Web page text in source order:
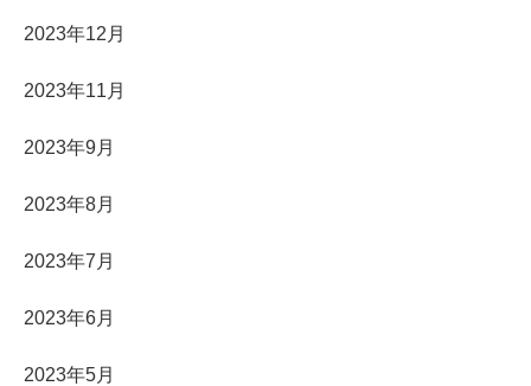
2023年12月
2023年11月
2023年9月
2023年8月
2023年7月
2023年6月
2023年5月